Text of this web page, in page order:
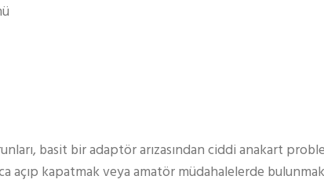
basit bir adaptör arızasından ciddi anakart
açıp kapatmak veya amatör müdahalelerde